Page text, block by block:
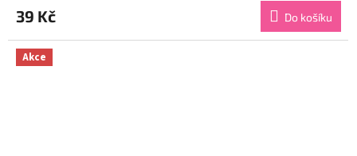
produktu
je
4,7
5
39 Kč Do košíku
Akce